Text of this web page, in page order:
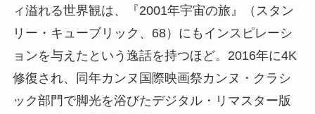
ィ溢れる世界観は、『2001年宇宙の旅』（スタン
リー・キューブリック、68）にもインスピレーシ
ョンを与えたという逸話を持つほど。2016年に4K
修復され、同年カンヌ国際映画祭カンヌ・クラシ
ック部門で脚光を浴びたデジタル・リマスター版